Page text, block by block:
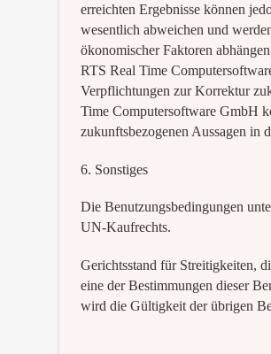
erreichten Ergebnisse können
wesentlich abweichen und
ökonomischer Faktoren
RTS Real Time
Verpflichtungen zur Korrektur
Time Computersoftware GmbH
zukunftsbezogenen Aussagen in
6. Sonstiges
Die Benutzungsbedingungen
UN-Kaufrechts.
Gerichtsstand für Streitigkeiten,
eine der Bestimmungen dieser
wird die Gültigkeit der übrigen